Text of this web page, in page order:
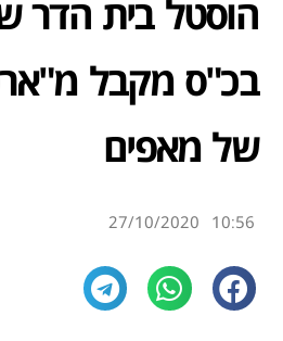
הוסטל בית הדר
בכ"ס מקבל
של מאפים
10:56
27/10/2020